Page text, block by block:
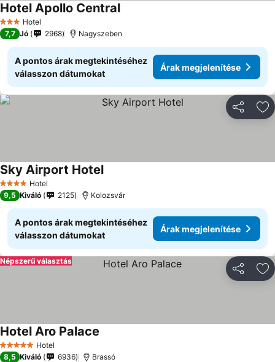
3 Kategória
Hotel
Hotel Apollo Central
7,7 Jó 2968 Nagyszeben
A pontos árak megtekintéséhez
válasszon dátumokat
Árak megjelenítése
4 KategóriaHotel
Sky Airport Hotel
9,5 Kiváló 2125 Kolozsvár
A pontos árak megtekintéséhez
válasszon dátumokat
Árak megjelenítése
Népszerű választás
5 KategóriaHotel
Hotel Aro Palace
8,5 Kiváló 6936 Brassó